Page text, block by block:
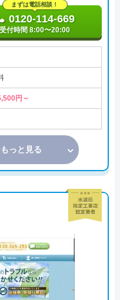
まずは電話相談！
0120-114-669
受付時間 8:00〜20:00
円～
っと見る